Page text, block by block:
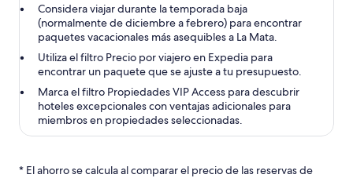
Considera viajar durante la temporada baja
(normalmente de diciembre a febrero) para encontrar
paquetes vacacionales más asequibles a La Mata.
Utiliza el filtro Precio por viajero en Expedia para
encontrar un paquete que se ajuste a tu presupuesto.
Marca el filtro Propiedades VIP Access para descubrir
hoteles excepcionales con ventajas adicionales para
miembros en propiedades seleccionadas.
* El ahorro se calcula al comparar el precio de las reservas de